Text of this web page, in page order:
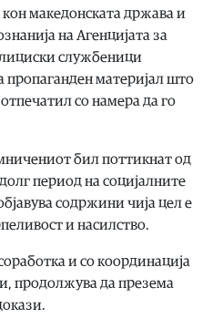
македонската држава и
на Агенцијата за
службеници
пропаганден материјал што
со намера да го
бил поттикнат од
период на социјалните
содржини чија цел е
и насилство.
и со координација
продолжува да презема